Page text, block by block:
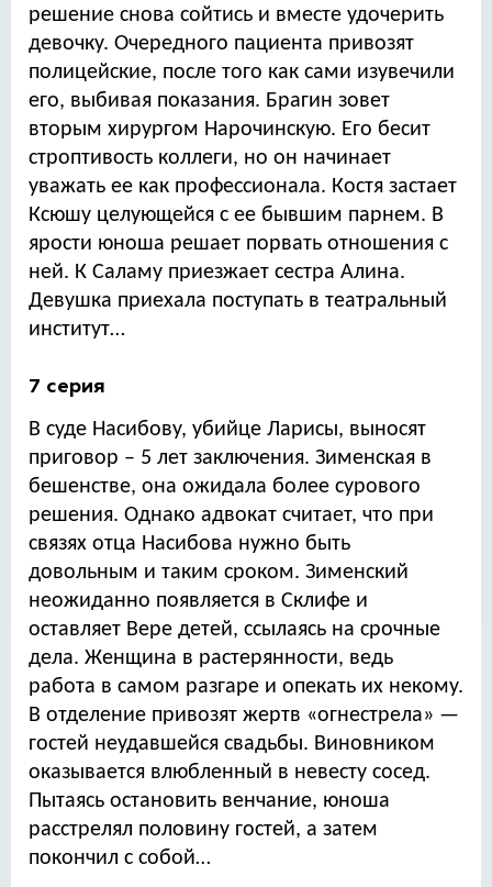
решение снова сойтись и вместе удочерить
девочку. Очередного пациента привозят
полицейские, после того как сами изувечили
его, выбивая показания. Брагин зовет
вторым хирургом Нарочинскую. Его бесит
строптивость коллеги, но он начинает
уважать ее как профессионала. Костя застает
Ксюшу целующейся с ее бывшим парнем. В
ярости юноша решает порвать отношения с
ней. К Саламу приезжает сестра Алина.
Девушка приехала поступать в театральный
институт…
7 серия
В суде Насибову, убийце Ларисы, выносят
приговор – 5 лет заключения. Зименская в
бешенстве, она ожидала более сурового
решения. Однако адвокат считает, что при
связях отца Насибова нужно быть
довольным и таким сроком. Зименский
неожиданно появляется в Склифе и
оставляет Вере детей, ссылаясь на срочные
дела. Женщина в растерянности, ведь
работа в самом разгаре и опекать их некому.
В отделение привозят жертв «огнестрела» —
гостей неудавшейся свадьбы. Виновником
оказывается влюбленный в невесту сосед.
Пытаясь остановить венчание, юноша
расстрелял половину гостей, а затем
покончил с собой…